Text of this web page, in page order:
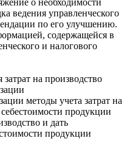
о необходимости
ведения управленческого
по его улучшению.
содержащейся в
и налогового
на производство
методы учета затрат на
продукции
и дать
продукции